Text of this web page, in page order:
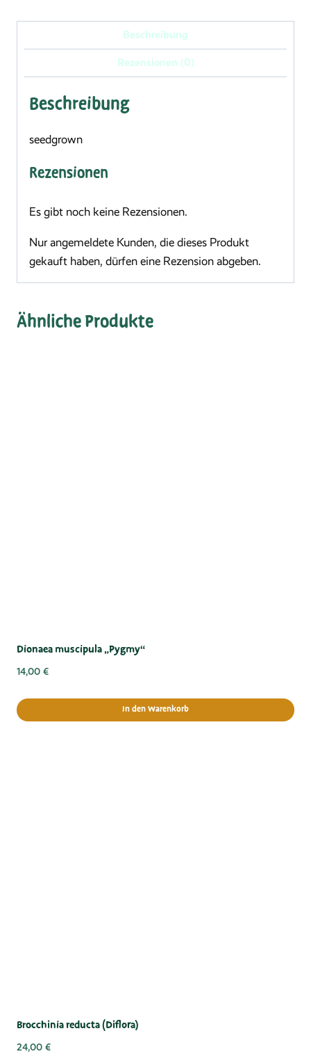
Beschreibung
Rezensionen (0)
Beschreibung
seedgrown
Rezensionen
Es gibt noch keine Rezensionen.
Nur angemeldete Kunden, die dieses Produkt
gekauft haben, dürfen eine Rezension abgeben.
Ähnliche Produkte
Dionaea muscipula „Pygmy“
14,00 €
In den Warenkorb
Brocchinia reducta (Diflora)
24,00 €